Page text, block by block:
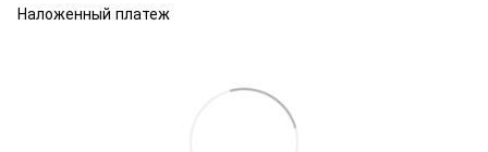
Наложенный платеж